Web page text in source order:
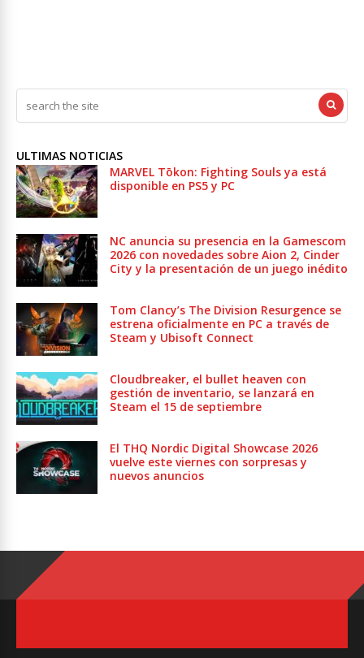
ULTIMAS NOTICIAS
MARVEL Tōkon: Fighting Souls ya está
disponible en PS5 y PC
NC anuncia su presencia en la Gamescom
2026 con novedades sobre Aion 2, Cinder
City y la presentación de un juego inédito
Tom Clancy’s The Division Resurgence se
estrena oficialmente en PC a través de
Steam y Ubisoft Connect
Cloudbreaker, el bullet heaven con
gestión de inventario, se lanzará en
Steam el 15 de septiembre
El THQ Nordic Digital Showcase 2026
vuelve este viernes con sorpresas y
nuevos anuncios